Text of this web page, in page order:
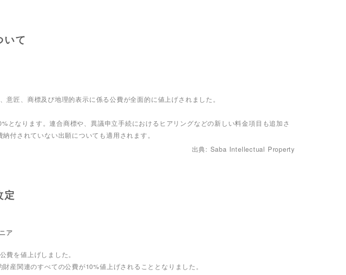
いて
意匠、商標及び地理的表示に係る公費が全面的に値上げされました。
となります。連合商標や、異議申立手続におけるヒアリングなどの新しい料金項目も追加さ
付されていない出願についても適用されます。
出典: Saba Intellectual Property
定
ア
費を値上げしました。
産関連のすべての公費が10%値上げされることとなりました。